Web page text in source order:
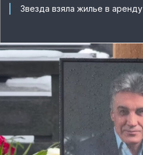
Звезда взяла жилье в аренду